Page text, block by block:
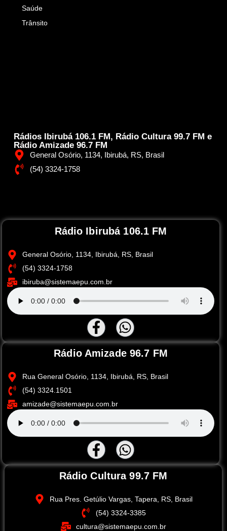
Rádios Ibirubá 106.1 FM, Rádio Cultura 99.7 FM e
Rádio Amizade 96.7 FM
General Osório, 1134, Ibirubá, RS, Brasil
(54) 3324-1758
Saúde
Trânsito
Rádio Ibirubá 106.1 FM
General Osório, 1134, Ibirubá, RS, Brasil
(54) 3324-1758
ibiruba@sistemaepu.com.br
Rádio Amizade 96.7 FM
Rua General Osório, 1134, Ibirubá, RS, Brasil
(54) 3324.1501
amizade@sistemaepu.com.br
Rádio Cultura 99.7 FM
Rua Pres. Getúlio Vargas, Tapera, RS, Brasil
(54) 3324-3385
cultura@sistemaepu.com.br